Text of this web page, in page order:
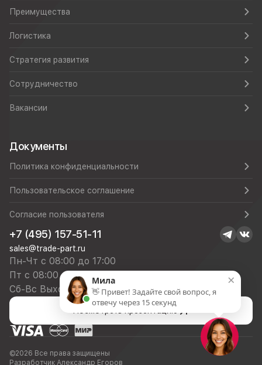
Преимущества
Логистика
Стратегия развития
Сотрудничество
Вакансии
Документы
Политика конфиденциальности
Пользовательское соглашение
Согласие пользователя
+7 (495) 157-51-11
sales@trade-part.ru
Пн-Чт с 08:00 до 17:00
Пт с 08:00 до 16:00
Сб-Вс Выходной
©2026 Все права защищены
Разработчик Александр Егоров
×
Мила
👋 Привет! Задайте свой вопрос, я
отвечу через 15 секунд